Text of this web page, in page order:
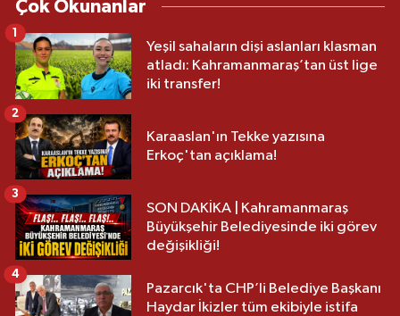
Çok Okunanlar
Yeşil sahaların dişi aslanları klasman
atladı: Kahramanmaraş’tan üst lige
iki transfer!
1
Karaaslan'ın Tekke yazısına
Erkoç'tan açıklama!
2
SON DAKİKA | Kahramanmaraş
Büyükşehir Belediyesinde iki görev
değişikliği!
3
Pazarcık'ta CHP’li Belediye Başkanı
Haydar İkizler tüm ekibiyle istifa
4